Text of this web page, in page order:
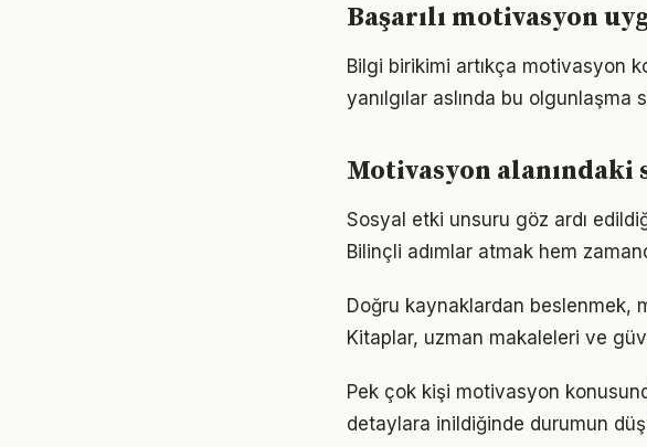
Başarılı motivasyon
Bilgi birikimi artıkça motivasyon
yanılgılar aslında bu olgunlaşma
Motivasyon
Sosyal etki unsuru göz ardı
Bilinçli adımlar atmak hem
Doğru kaynaklardan beslenmek,
Kitaplar, uzman makaleleri ve
Pek çok kişi motivasyon
detaylara inildiğinde durumun